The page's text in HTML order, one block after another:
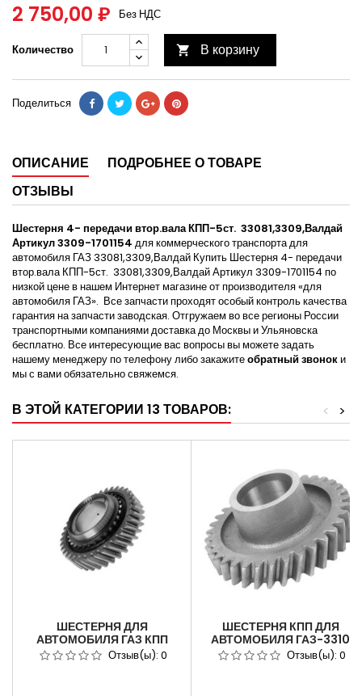
2 750,00 ₽ Без НДС
Количество  В корзину
Поделиться
ОПИСАНИЕ
ПОДРОБНЕЕ О ТОВАРЕ
ОТЗЫВЫ
Шестерня 4- передачи втор.вала КПП-5ст. 33081,3309,Валдай
Артикул 3309-1701154 для коммерческого транспорта для
автомобиля ГАЗ 33081,3309,Валдай Купить Шестерня 4- передачи
втор.вала КПП-5ст. 33081,3309,Валдай Артикул 3309-1701154 по
низкой цене в нашем Интернет магазине от производителя «для
автомобиля ГАЗ». Все запчасти проходят особый контроль качества
гарантия на запчасти заводская. Отгружаем во все регионы России
транспортными компаниями доставка до Москвы и Ульяновска
бесплатно. Все интересующие вас вопросы вы можете задать
нашему менеджеру по телефону либо закажитеобратный звоноки
мы с вами обязательно свяжемся.
В ЭТОЙ КАТЕГОРИИ 13 ТОВАРОВ: >
<
ШЕСТЕРНЯ ДЛЯ
АВТОМОБИЛЯ ГАЗ КПП
3309/ВАЛДАЙ С ДВ
CUMMINS 2-Й ПЕР ВТОР
Отзыв(ы): 0
ШЕСТЕРНЯ КПП ДЛЯ
АВТОМОБИЛЯ ГАЗ-3310
ВАЛДАЙ 5-Й ПЕРЕДАЧИ,
33081 САДКО ПРИВОДА
Отзыв(ы): 0